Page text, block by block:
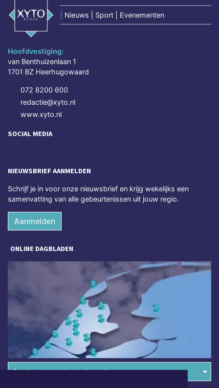
Nieuws | Sport | Evenementen
Hoofdvestiging:
van Benthuizenlaan 1
1701 BZ Heerhugowaard
072 8200 600
redactie@xyto.nl
www.xyto.nl
SOCIAL MEDIA
NIEUWSBRIEF AANMELDEN
Schrijf je in voor onze nieuwsbrief en krijg wekelijks een
samenvatting van alle gebeurtenissen uit jouw regio.
Aanmelden
ONLINE DAGBLADEN
Overige dagbladen in de regio